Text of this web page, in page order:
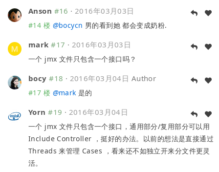
Anson #16 · 2016年03月03日
#14 楼 @bocycn 男的看到她 都会变成奶粉.
mark #17 · 2016年03月03日
一个 jmx 文件只包含一个接口吗？
bocy #18 · 2016年03月04日 Author
#17 楼 @mark 是的
Yorn #19 · 2016年03月04日
一个 jmx 文件只包含一个接口，通用部分/复用部分可以用
Include Controller ，挺好的办法。以前的想法是直接通过
Threads 来管理 Cases ，看来还不如独立开来分文件更灵
活。